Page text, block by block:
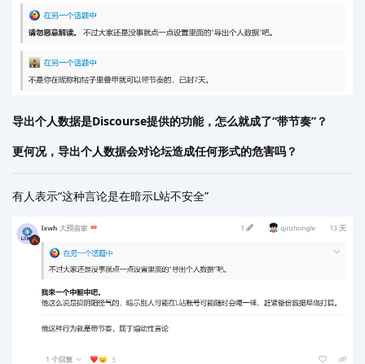
导出个人数据是Discourse提供的功能，怎么就成了“带节奏”？
更何况，导出个人数据会对论坛造成任何形式的危害吗？
有人表示“这种言论是在暗示L站不安全”